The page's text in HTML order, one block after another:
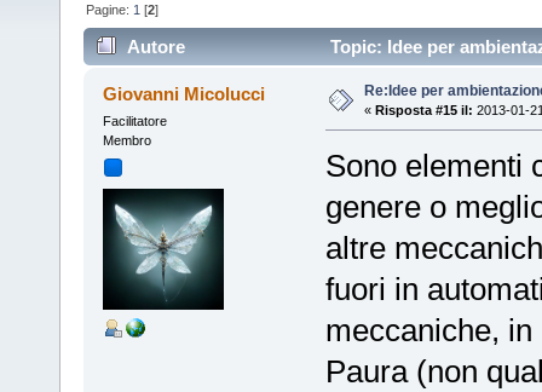
Pagine: 1 [2]
Autore Topic: Idee per
Giovanni Micolucci
Facilitatore
Membro
Re:Idee per
« Risposta #15 il: 2013-01-
Sono elementi
genere o
altre
fuori in
meccaniche,
Paura (non